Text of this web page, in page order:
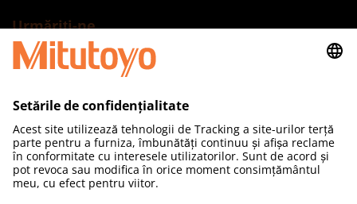
Urmăriți-ne
Mitutoyo România SRL
Adresă: Drumul Gării Odai, nr. 1A,
Otopeni, Ilfov, 075100, România